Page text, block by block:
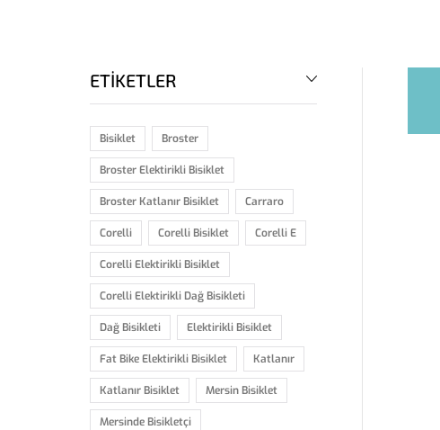
ETİKETLER
Bisiklet Broster
Broster Elektirikli Bisiklet
Broster Katlanır Bisiklet Carraro
Corelli Corelli Bisiklet Corelli E
Corelli Elektirikli Bisiklet
Corelli Elektirikli Dağ Bisikleti
Dağ Bisikleti Elektirikli Bisiklet
Fat Bike Elektirikli Bisiklet Katlanır
Katlanır Bisiklet Mersin Bisiklet
Mersinde Bisikletçi